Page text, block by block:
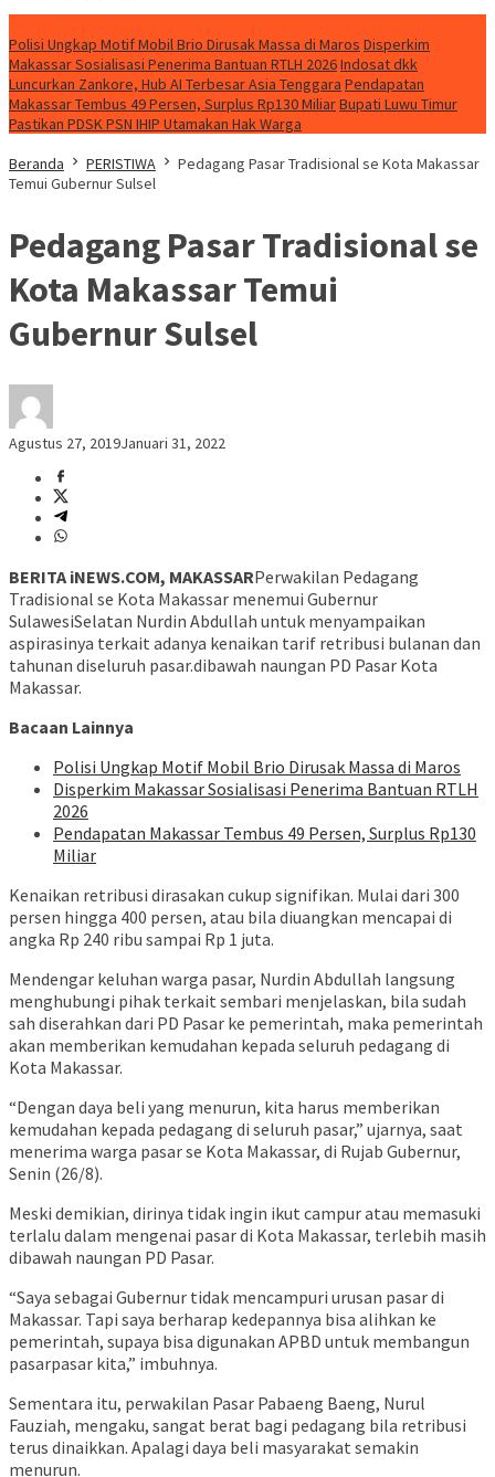
Polisi Ungkap Motif Mobil Brio Dirusak Massa di Maros Disperkim
Makassar Sosialisasi Penerima Bantuan RTLH 2026Indosat dkk
Luncurkan Zankore, Hub AI Terbesar Asia Tenggara Pendapatan
Makassar Tembus 49 Persen, Surplus Rp130 MiliarBupati Luwu Timur
Pastikan PDSK PSN IHIP Utamakan Hak Warga
Beranda
PERISTIWA
Pedagang Pasar Tradisional se Kota Makassar
Temui Gubernur Sulsel
Pedagang Pasar Tradisional se
Kota Makassar Temui
Gubernur Sulsel
Agustus 27, 2019Januari 31, 2022
BERITA iNEWS.COM, MAKASSARPerwakilan Pedagang
Tradisional se Kota Makassar menemui Gubernur
SulawesiSelatan Nurdin Abdullah untuk menyampaikan
aspirasinya terkait adanya kenaikan tarif retribusi bulanan dan
tahunan diseluruh pasar.dibawah naungan PD Pasar Kota
Makassar.
Bacaan Lainnya
Polisi Ungkap Motif Mobil Brio Dirusak Massa di Maros
Disperkim Makassar Sosialisasi Penerima Bantuan RTLH
2026
Pendapatan Makassar Tembus 49 Persen, Surplus Rp130
Miliar
Kenaikan retribusi dirasakan cukup signifikan. Mulai dari 300
persen hingga 400 persen, atau bila diuangkan mencapai di
angka Rp 240 ribu sampai Rp 1 juta.
Mendengar keluhan warga pasar, Nurdin Abdullah langsung
menghubungi pihak terkait sembari menjelaskan, bila sudah
sah diserahkan dari PD Pasar ke pemerintah, maka pemerintah
akan memberikan kemudahan kepada seluruh pedagang di
Kota Makassar.
“Dengan daya beli yang menurun, kita harus memberikan
kemudahan kepada pedagang di seluruh pasar,” ujarnya, saat
menerima warga pasar se Kota Makassar, di Rujab Gubernur,
Senin (26/8).
Meski demikian, dirinya tidak ingin ikut campur atau memasuki
terlalu dalam mengenai pasar di Kota Makassar, terlebih masih
dibawah naungan PD Pasar.
“Saya sebagai Gubernur tidak mencampuri urusan pasar di
Makassar. Tapi saya berharap kedepannya bisa alihkan ke
pemerintah, supaya bisa digunakan APBD untuk membangun
pasarpasar kita,” imbuhnya.
Sementara itu, perwakilan Pasar Pabaeng Baeng, Nurul
Fauziah, mengaku, sangat berat bagi pedagang bila retribusi
terus dinaikkan. Apalagi daya beli masyarakat semakin
menurun.